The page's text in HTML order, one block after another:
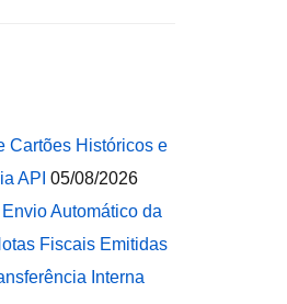
Cartões Históricos e
API 05/08/2026
Automático da
Fiscais Emitidas
Interna